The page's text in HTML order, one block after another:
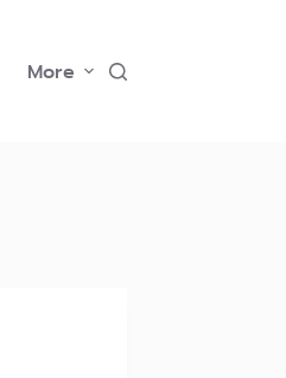
More